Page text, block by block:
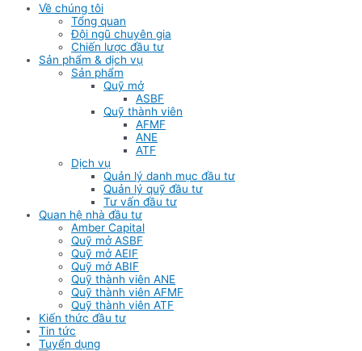
Về chúng tôi
Tổng quan
Đội ngũ chuyên gia
Chiến lược đầu tư
Sản phẩm & dịch vụ
Sản phẩm
Quỹ mở
ASBF
Quỹ thành viên
AFMF
ANE
ATF
Dịch vụ
Quản lý danh mục đầu tư
Quản lý quỹ đầu tư
Tư vấn đầu tư
Quan hệ nhà đầu tư
Amber Capital
Quỹ mở ASBF
Quỹ mở AEIF
Quỹ mở ABIF
Quỹ thành viên ANE
Quỹ thành viên AFMF
Quỹ thành viên ATF
Kiến thức đầu tư
Tin tức
Tuyển dụng